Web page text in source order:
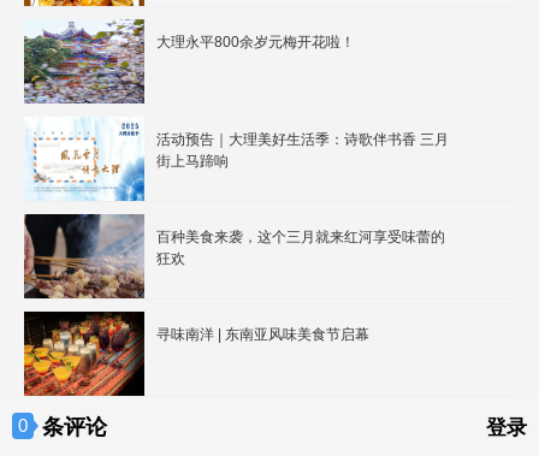
大理永平800余岁元梅开花啦！
活动预告｜大理美好生活季：诗歌伴书香 三月
街上马蹄响
百种美食来袭，这个三月就来红河享受味蕾的
狂欢
寻味南洋 | 东南亚风味美食节启幕
0 条评论 登录